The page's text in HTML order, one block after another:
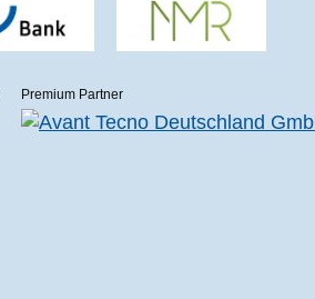
Premium Partner